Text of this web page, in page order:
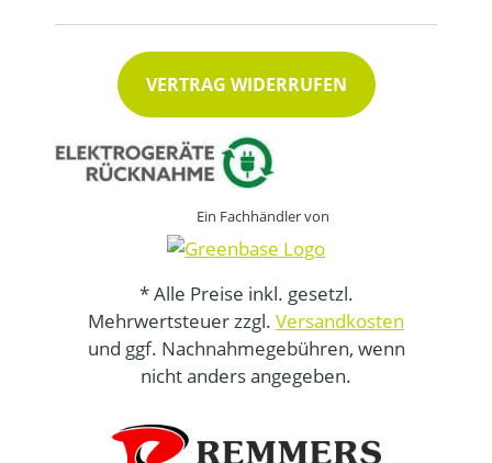
VERTRAG WIDERRUFEN
Ein Fachhändler von
* Alle Preise inkl. gesetzl.
Mehrwertsteuer zzgl. Versandkosten
und ggf. Nachnahmegebühren, wenn
nicht anders angegeben.